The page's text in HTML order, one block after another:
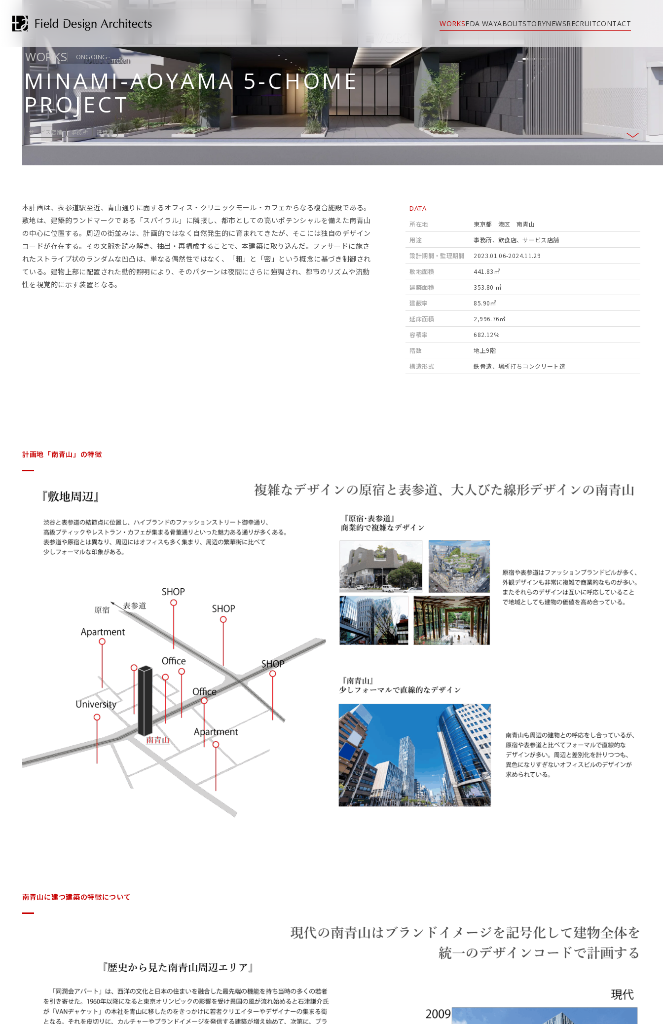
WORKSFDA WAYABOUTSTORYNEWSRECRUITCONTACT
WORKS ONGOING
MINAMI-AOYAMA 5-CHOME
PROJECT
サービス店舗 事務所 鉄骨造 SCROLL
本計画は、表参道駅至近、青山通りに面するオフィス・クリニックモール・カフェからなる複合施設である。
敷地は、建築的ランドマークである「スパイラル」に隣接し、都市としての高いポテンシャルを備えた南青山
の中心に位置する。周辺の街並みは、計画的ではなく自然発生的に育まれてきたが、そこには独自のデザイン
コードが存在する。その文脈を読み解き、抽出・再構成することで、本建築に取り込んだ。ファサードに施さ
れたストライプ状のランダムな凹凸は、単なる偶然性ではなく、「粗」と「密」という概念に基づき制御され
ている。建物上部に配置された動的照明により、そのパターンは夜間にさらに強調され、都市のリズムや流動
性を視覚的に示す装置となる。
DATA
所在地
東京都 港区 南青山
用途
事務所、飲食店、サービス店舗
設計期間・監理期間
2023.01.06-2024.11.29
敷地面積
441.83㎡
建築面積
353.80 ㎡
建蔽率
85.90㎡
延床面積
2,996.76㎡
容積率
682.12％
階数
地上9階
構造形式
鉄骨造、場所打ちコンクリート造
計画地「南青山」の特徴
南青山に建つ建築の特徴について